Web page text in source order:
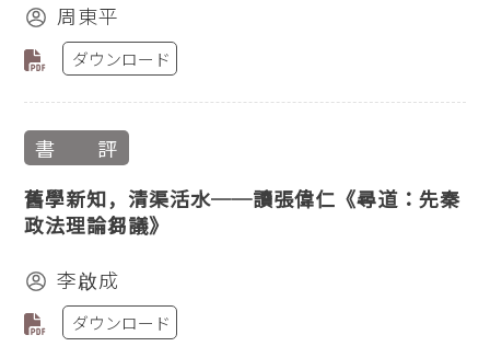
周東平
ダウンロード
書 評
舊學新知，清渠活水──讀張偉仁《尋道：先秦
政法理論芻議》
李啟成
ダウンロード